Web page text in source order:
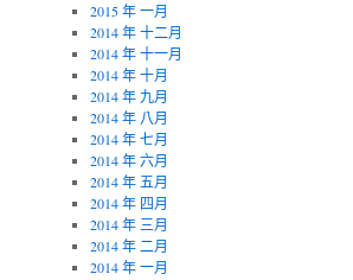
2015 年 一月
2014 年 十二月
2014 年 十一月
2014 年 十月
2014 年 九月
2014 年 八月
2014 年 七月
2014 年 六月
2014 年 五月
2014 年 四月
2014 年 三月
2014 年 二月
2014 年 一月